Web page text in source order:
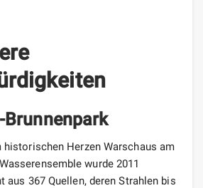
historischen Herzen Warschaus am
wurde 2011
aus 367 Quellen, deren Strahlen bis